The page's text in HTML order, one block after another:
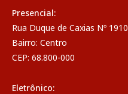
Presencial:
Rua Duque de Caxias Nº 1910
Bairro: Centro
CEP: 68.800-000
Eletrônico: